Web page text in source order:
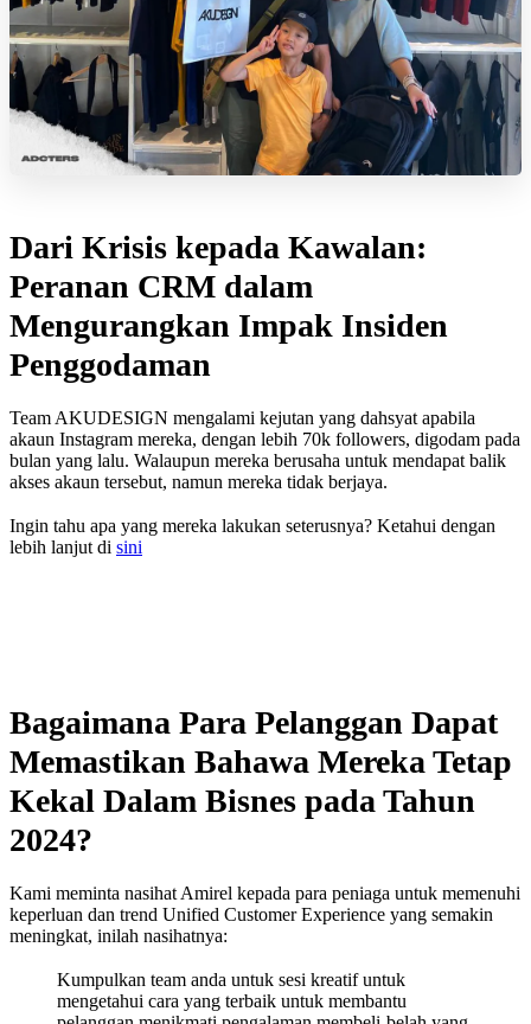
Dari Krisis kepada Kawalan:
Peranan CRM dalam
Mengurangkan Impak Insiden
Penggodaman
Team AKUDESIGN mengalami kejutan yang dahsyat apabila
akaun Instagram mereka, dengan lebih 70k followers, digodam pada
bulan yang lalu. Walaupun mereka berusaha untuk mendapat balik
akses akaun tersebut, namun mereka tidak berjaya.
Ingin tahu apa yang mereka lakukan seterusnya? Ketahui dengan
lebih lanjut di sini
Bagaimana Para Pelanggan Dapat
Memastikan Bahawa Mereka Tetap
Kekal Dalam Bisnes pada Tahun
2024?
Kami meminta nasihat Amirel kepada para peniaga untuk memenuhi
keperluan dan trend Unified Customer Experience yang semakin
meningkat, inilah nasihatnya:
Kumpulkan team anda untuk sesi kreatif untuk
mengetahui cara yang terbaik untuk membantu